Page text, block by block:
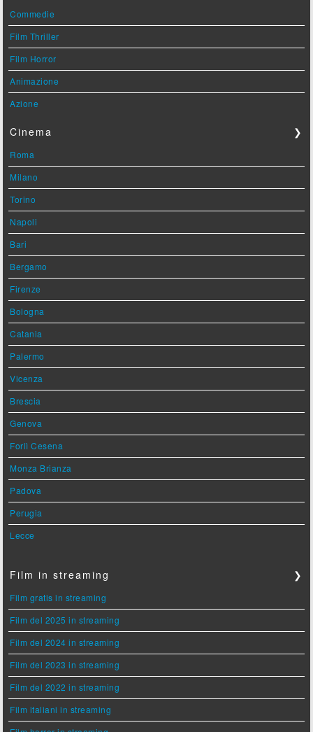
Commedie
Film Thriller
Film Horror
Animazione
Azione
Cinema ❯
Roma
Milano
Torino
Napoli
Bari
Bergamo
Firenze
Bologna
Catania
Palermo
Vicenza
Brescia
Genova
Forlì Cesena
Monza Brianza
Padova
Perugia
Lecce
Film in streaming ❯
Film gratis in streaming
Film del 2025 in streaming
Film del 2024 in streaming
Film del 2023 in streaming
Film del 2022 in streaming
Film italiani in streaming